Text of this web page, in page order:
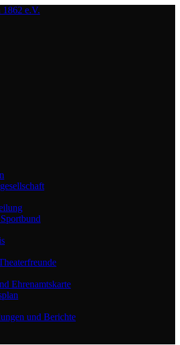
Ehrenamtskarte
und Berichte